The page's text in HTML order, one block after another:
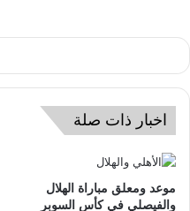
اخبار ذات صلة
موعد ومعلق مباراة الهلال
والفيصلي في كأس السوبر